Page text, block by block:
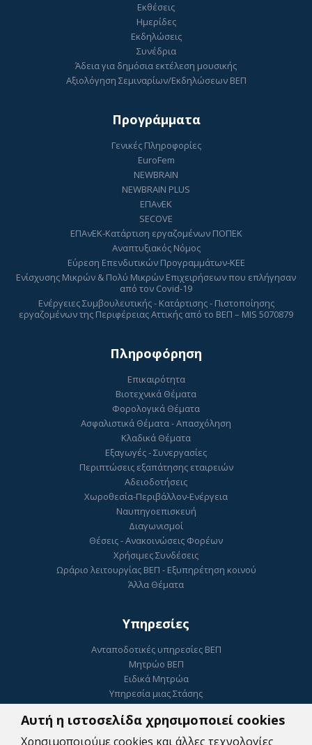
Αυτή η ιστοσελίδα χρησιμοποιεί cookies
Χρησιμοποιούμε cookies και άλλες τεχνολογίες
Εκθέσεις
Ημερίδες
Εκδηλώσεις
Συνέδρια
Άδεια για δημόσια εκτέλεση μουσικής
Αξιολόγηση Σεμιναρίων/Εκδηλώσεων ΒΕΠ
Προγράμματα
Γενικές Πληροφορίες
EuroFem
NEWBRAIN
NEWBRAIN PLUS
ΕΠΑνΕΚ
SECOVE
ΕΠΑνΕΚ-Κατάρτιση εργαζομένων ΠΟΠΕΚ
Αναπτυξιακός Νόμος
Εύρεση Επενδυτικών Προγραμμάτων-ΚΕΕ
Ενίσχυσης Μικρών & Πολύ Μικρών Επιχειρήσεων που επλήγησαν
από τον Covid-19
Ενέργειες Συμβουλευτικής - Κατάρτισης - Πιστοποίησης
εργαζομένων της Περιφέρειας Αττικής από το ΒΕΠ – MIS 5070879
Πληροφόρηση
Επικαιρότητα
Βιοτεχνικά Θέματα
Φορολογικά Θέματα
Ασφαλιστικά Θέματα - Απασχόληση
Κλαδικά Θέματα
Εξαγωγές - Συνεργασίες
Περιπτώσεις εξαπάτησης εταιρειών
Αδειοδοτήσεις
Χωροθεσία-Περιβάλλον-Ενέργεια
Ναυπηγοεπισκευή
Διαγωνισμοί
Θέσεις - Ανακοινώσεις Φορέων
Χρήσιμες Συνδέσεις
Ωράριο λειτουργίας ΒΕΠ - Εξυπηρέτηση κοινού
Άλλα Θέματα
Υπηρεσίες
Ανταποδοτικές υπηρεσίες ΒΕΠ
Μητρώο ΒΕΠ
Ειδικά Μητρώα
Υπηρεσία μιας Στάσης
ΓΕΜΗ
Ψηφιακή Υπογραφή